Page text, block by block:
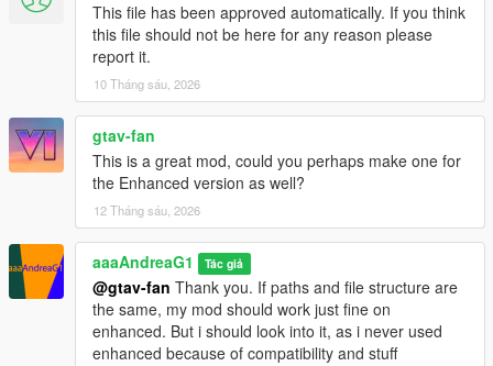
This file has been approved automatically. If you think
this file should not be here for any reason please
report it.
10 Tháng sáu, 2026
gtav-fan
This is a great mod, could you perhaps make one for
the Enhanced version as well?
12 Tháng sáu, 2026
aaaAndreaG1 Tác giả
@gtav-fan Thank you. If paths and file structure are
the same, my mod should work just fine on
enhanced. But i should look into it, as i never used
enhanced because of compatibility and stuff